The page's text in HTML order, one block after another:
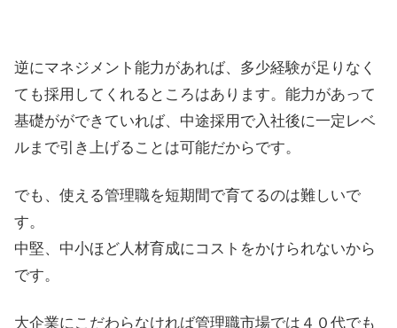
逆にマネジメント能力があれば、多少経験が足りなく
ても採用してくれるところはあります。能力があって
基礎がができていれば、中途採用で入社後に一定レベ
ルまで引き上げることは可能だからです。
でも、使える管理職を短期間で育てるのは難しいで
す。
中堅、中小ほど人材育成にコストをかけられないから
です。
大企業にこだわらなければ管理職市場では４０代でも